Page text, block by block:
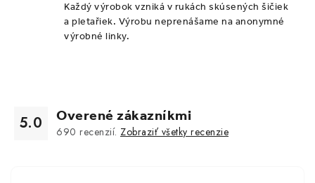
Každý výrobok vzniká v rukách skúsených šičiek
a pletařiek. Výrobu neprenášame na anonymné
výrobné linky.
5.0 Overené zákazníkmi
690 recenzií. Zobraziť všetky recenzie